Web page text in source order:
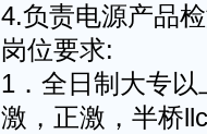
4.负责电源产品
岗位要求:
1．全日制大专
激，正激，半桥